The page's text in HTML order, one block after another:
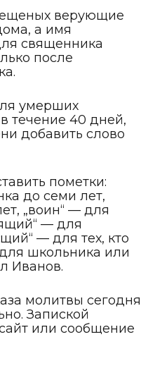
верующие
а имя
священника
после
умерших
течение 40 дней,
добавить слово
пометки:
до семи лет,
„воин“ — для
— для
— для тех, кто
школьника или
Иванов.
молитвы сегодня
Запиской
или сообщение